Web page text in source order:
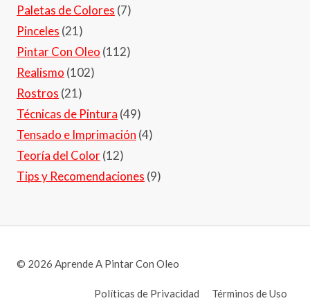
Paletas de Colores (7)
Pinceles (21)
Pintar Con Oleo (112)
Realismo (102)
Rostros (21)
Técnicas de Pintura (49)
Tensado e Imprimación (4)
Teoría del Color(12)
Tips y Recomendaciones (9)
© 2026 Aprende A Pintar Con Oleo
Políticas de Privacidad Términos de Uso